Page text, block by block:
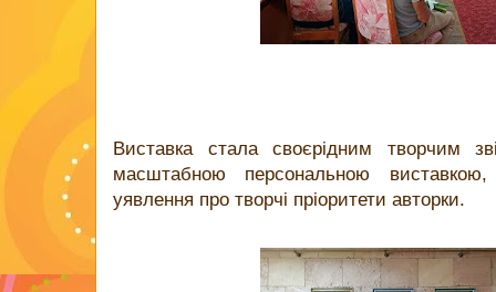
Виставка стала своєрідним творчим
масштабною персональною
уявлення про творчі пріоритети авторки.